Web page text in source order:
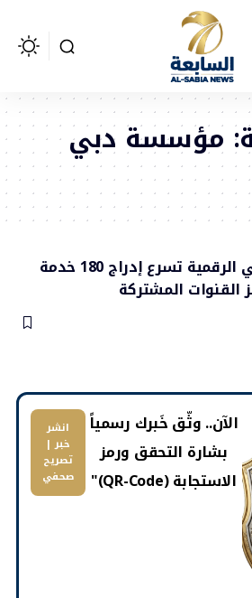
مؤسسة دبي
تطبيق دبي الآن: دبي الرقمية تسرع إدراج 180 خدمة
القنوات المشتركة
​الآن.. وثّق خَبرك رسمياً
بشارة التحقق ورمز
الاستجابة (QR-Code)"
انشر
خبر |
تصريح
صحفي